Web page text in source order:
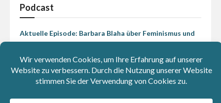
Podcast
Aktuelle Episode: Barbara Blaha über Feminismus und
die "Funkenschwestern"
Abstimmungen